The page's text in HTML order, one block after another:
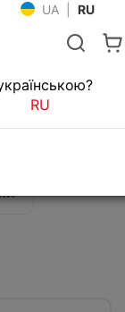
UA RU
62x50
RU